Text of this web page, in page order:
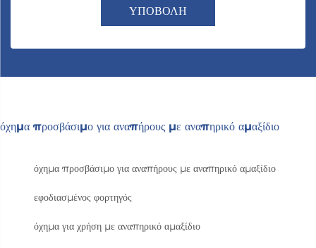
ΥΠΟΒΟΛΗ
όχημα προσβάσιμο για αναπήρους με αναπηρικό αμαξίδιο
όχημα προσβάσιμο για αναπήρους με αναπηρικό αμαξίδιο
εφοδιασμένος φορτηγός
όχημα για χρήση με αναπηρικό αμαξίδιο